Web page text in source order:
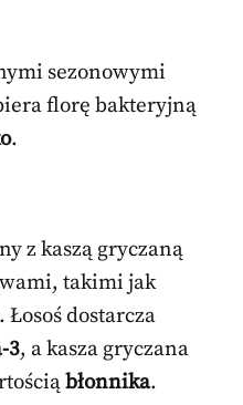
sezonowymi
florę bakteryjną
.
z kaszą gryczaną
takimi jak
dostarcza
3, a kasza gryczana
błonnika.